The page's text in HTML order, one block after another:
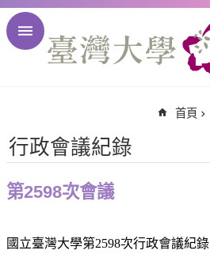
跳到主要內容區塊
首
頁
大
頁
首頁
行政會議紀錄
第2598次會議
國立臺灣大學第2598次行政會議紀錄